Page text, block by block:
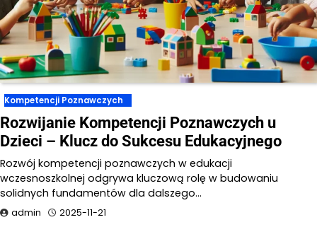
Kompetencji Poznawczych
Rozwijanie Kompetencji Poznawczych u
Dzieci – Klucz do Sukcesu Edukacyjnego
Rozwój kompetencji poznawczych w edukacji
wczesnoszkolnej odgrywa kluczową rolę w budowaniu
solidnych fundamentów dla dalszego…
admin 2025-11-21